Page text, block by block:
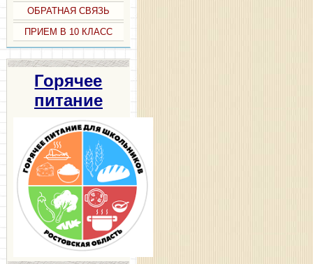
ОБРАТНАЯ СВЯЗЬ
ПРИЕМ В 10 КЛАСС
Горячее
питание